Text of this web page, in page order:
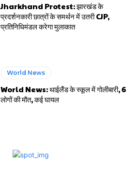
Jharkhand Protest: झारखंड के
प्रदर्शनकारी छात्रों के समर्थन में उतरी CJP,
प्रतिनिधिमंडल करेगा मुलाकात
World News
World News: थाईलैंड के स्कूल में गोलीबारी, 6
लोगों की मौत, कई घायल